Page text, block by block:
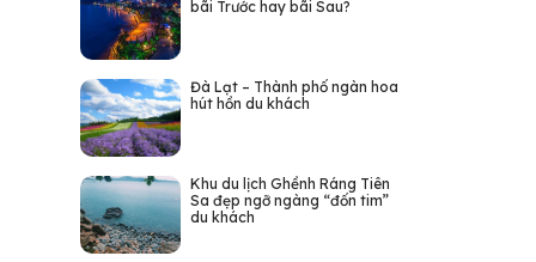
bãi Trước hay bãi Sau?
Đà Lạt – Thành phố ngàn hoa
hút hồn du khách
Khu du lịch Ghềnh Ráng Tiên
Sa đẹp ngỡ ngàng “đốn tim”
du khách